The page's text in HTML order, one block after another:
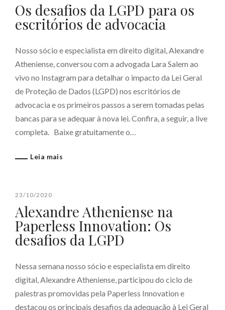
Os desafios da LGPD para os
escritórios de advocacia
Nosso sócio e especialista em direito digital, Alexandre
Atheniense, conversou com a advogada Lara Salem ao
vivo no Instagram para detalhar o impacto da Lei Geral
de Proteção de Dados (LGPD) nos escritórios de
advocacia e os primeiros passos a serem tomadas pelas
bancas para se adequar à nova lei. Confira, a seguir, a live
completa. Baixe gratuitamente o…
Leia mais
23/10/2020
Alexandre Atheniense na
Paperless Innovation: Os
desafios da LGPD
Nessa semana nosso sócio e especialista em direito
digital, Alexandre Atheniense, participou do ciclo de
palestras promovidas pela Paperless Innovation e
destacou os principais desafios da adequação à Lei Geral